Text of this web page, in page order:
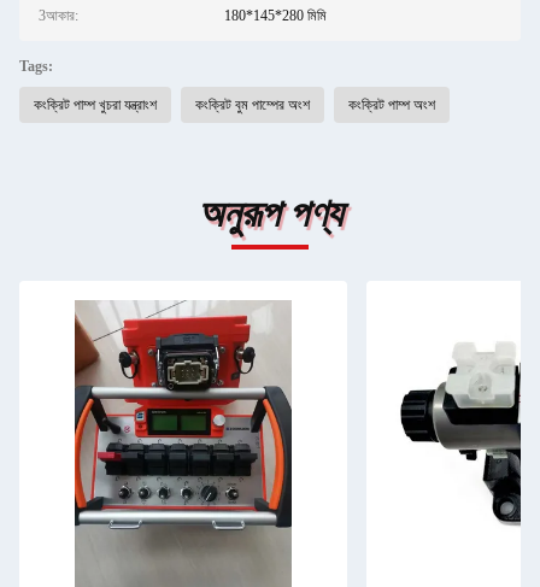
3আকার: 180*145*280 মিমি
Tags:
কংক্রিট পাম্প খুচরা যন্ত্রাংশ কংক্রিট বুম পাম্পের অংশ কংক্রিট পাম্প অংশ
অনুরূপ পণ্য